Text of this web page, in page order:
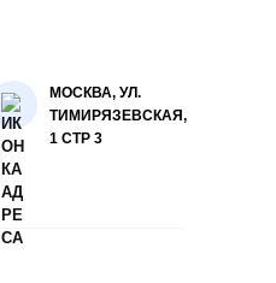
МОСКВА, УЛ.
ТИМИРЯЗЕВСКАЯ,
1 СТР 3